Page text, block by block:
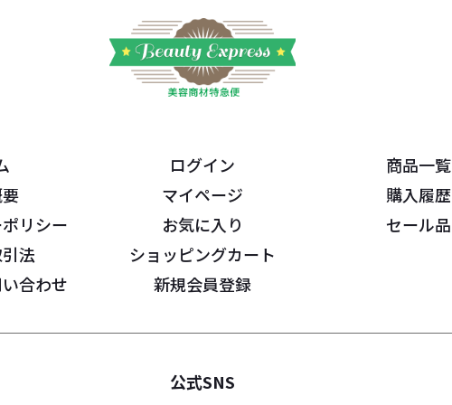
リシー
法
合わせ
ログイン
マイページ
お気に入り
ショッピングカート
新規会員登録
商品一覧
購入履歴
セール品
公式SNS